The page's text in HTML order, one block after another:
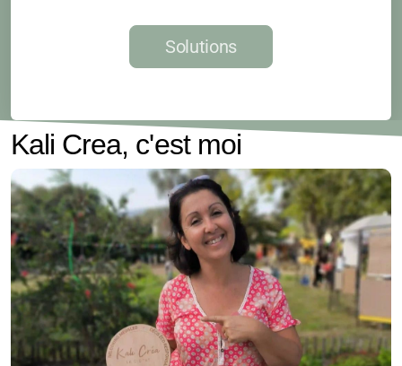
Solutions
Kali Crea, c'est moi